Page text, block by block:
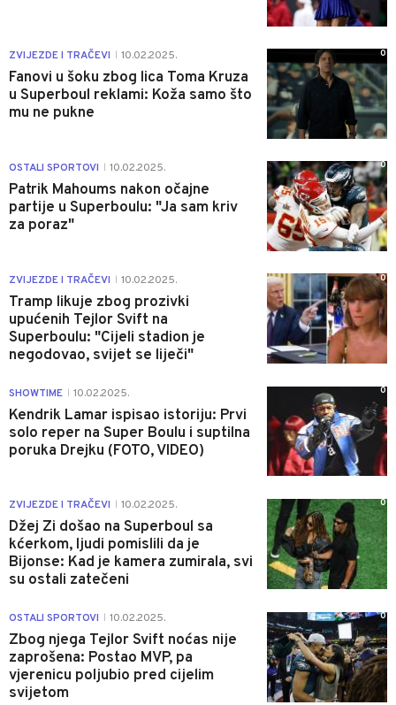
ZVIJEZDE I TRAČEVI 10.02.2025.
Fanovi u šoku zbog lica Toma Kruza
u Superboul reklami: Koža samo što
mu ne pukne
0
OSTALI SPORTOVI 10.02.2025.
Patrik Mahoums nakon očajne
partije u Superboulu: "Ja sam kriv
za poraz"
0
ZVIJEZDE I TRAČEVI 10.02.2025.
Tramp likuje zbog prozivki
upućenih Tejlor Svift na
Superboulu: "Cijeli stadion je
negodovao, svijet se liječi"
0
SHOWTIME 10.02.2025.
Kendrik Lamar ispisao istoriju: Prvi
solo reper na Super Boulu i suptilna
poruka Drejku (FOTO, VIDEO)
0
ZVIJEZDE I TRAČEVI 10.02.2025.
Džej Zi došao na Superboul sa
kćerkom, ljudi pomislili da je
Bijonse: Kad je kamera zumirala, svi
su ostali zatečeni
0
OSTALI SPORTOVI 10.02.2025.
Zbog njega Tejlor Svift noćas nije
zaprošena: Postao MVP, pa
vjerenicu poljubio pred cijelim
svijetom
0